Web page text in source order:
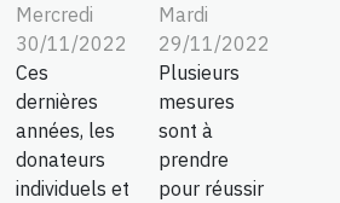
Mercredi
30/11/2022
Ces
dernières
années, les
donateurs
individuels et
Mardi
29/11/2022
Plusieurs
mesures
sont à
prendre
pour réussir